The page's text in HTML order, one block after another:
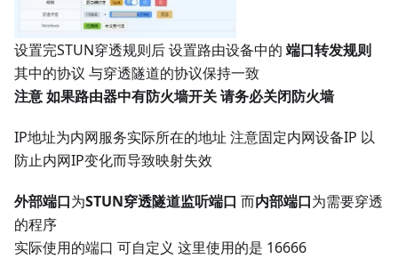
设置完STUN穿透规则后 设置路由设备中的 端口转发规则
其中的协议 与穿透隧道的协议保持一致
注意 如果路由器中有防火墙开关 请务必关闭防火墙
IP地址为内网服务实际所在的地址 注意固定内网设备IP 以
防止内网IP变化而导致映射失效
外部端口为STUN穿透隧道监听端口 而内部端口为需要穿透
的程序
实际使用的端口 可自定义 这里使用的是 16666